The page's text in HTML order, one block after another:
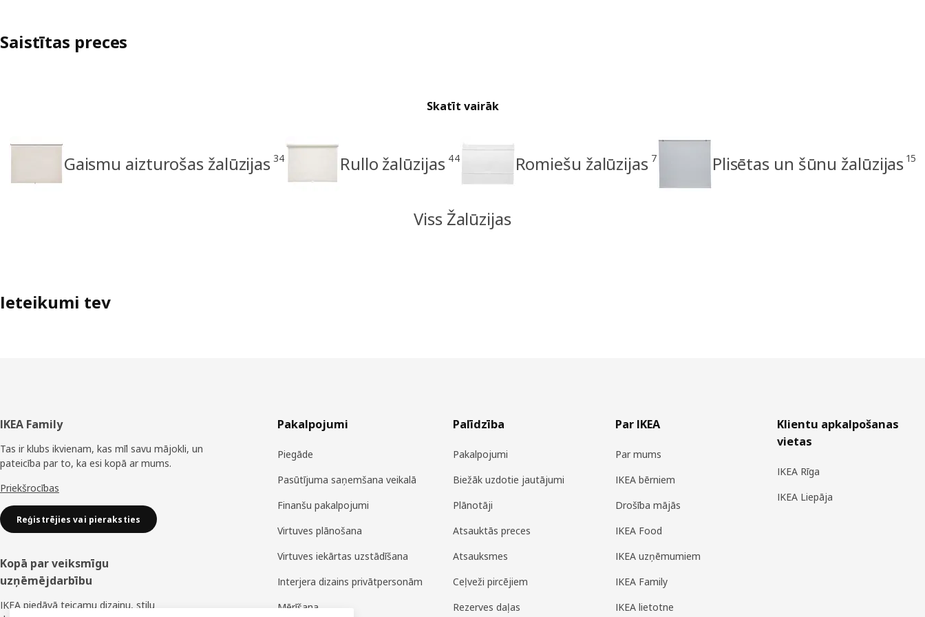
Saistītas preces
Skatīt vairāk
Gaismu aizturošas žalūzijas 34 Rullo žalūzijas 44 Romiešu žalūzijas 7 Plisētas un šūnu žalūzijas 15
Viss Žalūzijas
Ieteikumi tev
Kājene
IKEA Family
Tas ir klubs ikvienam, kas mīl savu mājokli, un
pateicība par to, ka esi kopā ar mums.
Priekšrocības
Reģistrējies vai pieraksties
Kopā par veiksmīgu
uzņēmējdarbību
IKEA piedāvā teicamu dizainu, stilu
Pakalpojumi
Piegāde
Pasūtījuma saņemšana veikalā
Finanšu pakalpojumi
Virtuves plānošana
Virtuves iekārtas uzstādīšana
Interjera dizains privātpersonām
Mērīšana
Palīdzība
Pakalpojumi
Biežāk uzdotie jautājumi
Plānotāji
Atsauktās preces
Atsauksmes
Ceļveži pircējiem
Rezerves daļas
Par IKEA
Par mums
IKEA bērniem
Drošība mājās
IKEA Food
IKEA uzņēmumiem
IKEA Family
IKEA lietotne
Klientu apkalpošanas
vietas
IKEA Rīga
IKEA Liepāja